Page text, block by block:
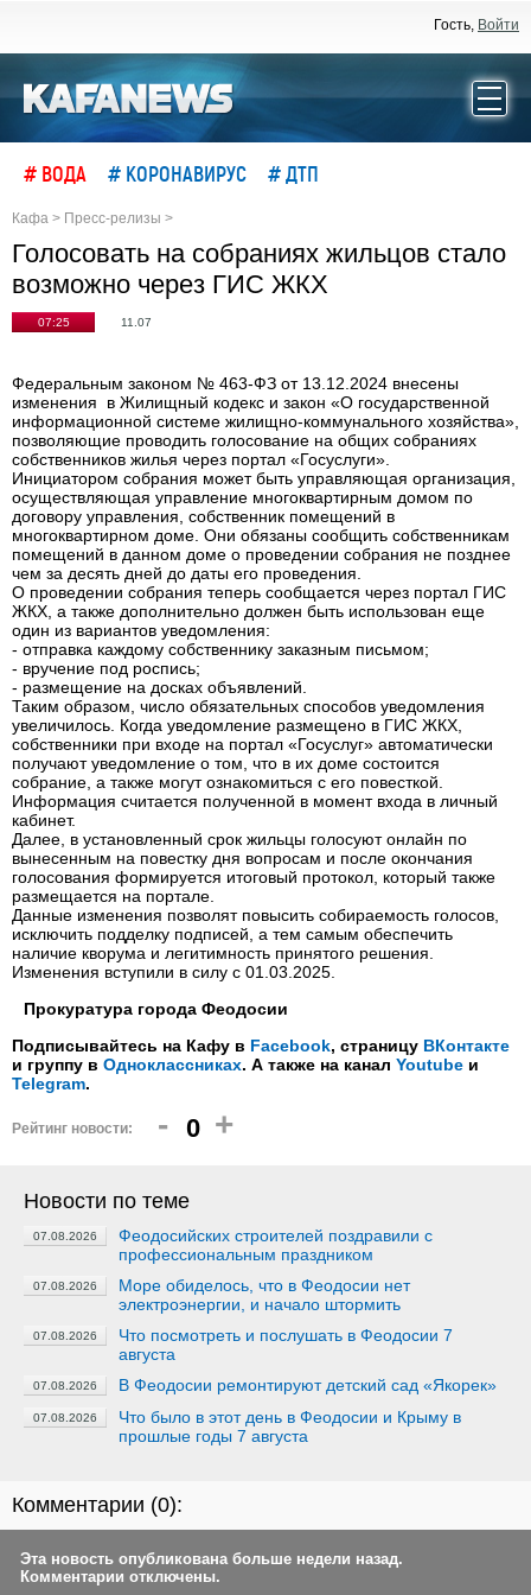
Гость, Войти
# ВОДА # КОРОНАВИРУС # ДТП
Кафа > Пресс-релизы >
Голосовать на собраниях жильцов стало
возможно через ГИС ЖКХ
07:25 11.07
Федеральным законом № 463-ФЗ от 13.12.2024 внесены
изменения в Жилищный кодекс и закон «О государственной
информационной системе жилищно-коммунального хозяйства»,
позволяющие проводить голосование на общих собраниях
собственников жилья через портал «Госуслуги».
Инициатором собрания может быть управляющая организация,
осуществляющая управление многоквартирным домом по
договору управления, собственник помещений в
многоквартирном доме. Они обязаны сообщить собственникам
помещений в данном доме о проведении собрания не позднее
чем за десять дней до даты его проведения.
О проведении собрания теперь сообщается через портал ГИС
ЖКХ, а также дополнительно должен быть использован еще
один из вариантов уведомления:
- отправка каждому собственнику заказным письмом;
- вручение под роспись;
- размещение на досках объявлений.
Таким образом, число обязательных способов уведомления
увеличилось. Когда уведомление размещено в ГИС ЖКХ,
собственники при входе на портал «Госуслуг» автоматически
получают уведомление о том, что в их доме состоится
собрание, а также могут ознакомиться с его повесткой.
Информация считается полученной в момент входа в личный
кабинет.
Далее, в установленный срок жильцы голосуют онлайн по
вынесенным на повестку дня вопросам и после окончания
голосования формируется итоговый протокол, который также
размещается на портале.
Данные изменения позволят повысить собираемость голосов,
исключить подделку подписей, а тем самым обеспечить
наличие кворума и легитимность принятого решения.
Изменения вступили в силу с 01.03.2025.
Прокуратура города Феодосии
Подписывайтесь на Кафу в Facebook, страницу ВКонтакте
и группу в Одноклассниках. А также на канал Youtube и
Telegram.
Рейтинг новости: - 0 +
Новости по теме
07.08.2026
Феодосийских строителей поздравили с
профессиональным праздником
07.08.2026
Море обиделось, что в Феодосии нет
электроэнергии, и начало штормить
07.08.2026
Что посмотреть и послушать в Феодосии 7
августа
07.08.2026 В Феодосии ремонтируют детский сад «Якорек»
07.08.2026
Что было в этот день в Феодосии и Крыму в
прошлые годы 7 августа
Комментарии (0):
Эта новость опубликована больше недели назад.
Комментарии отключены.